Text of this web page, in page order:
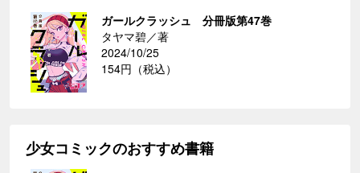
ガールクラッシュ 分冊版第47巻
タヤマ碧／著
2024/10/25
154円（税込）
少女コミックのおすすめ書籍